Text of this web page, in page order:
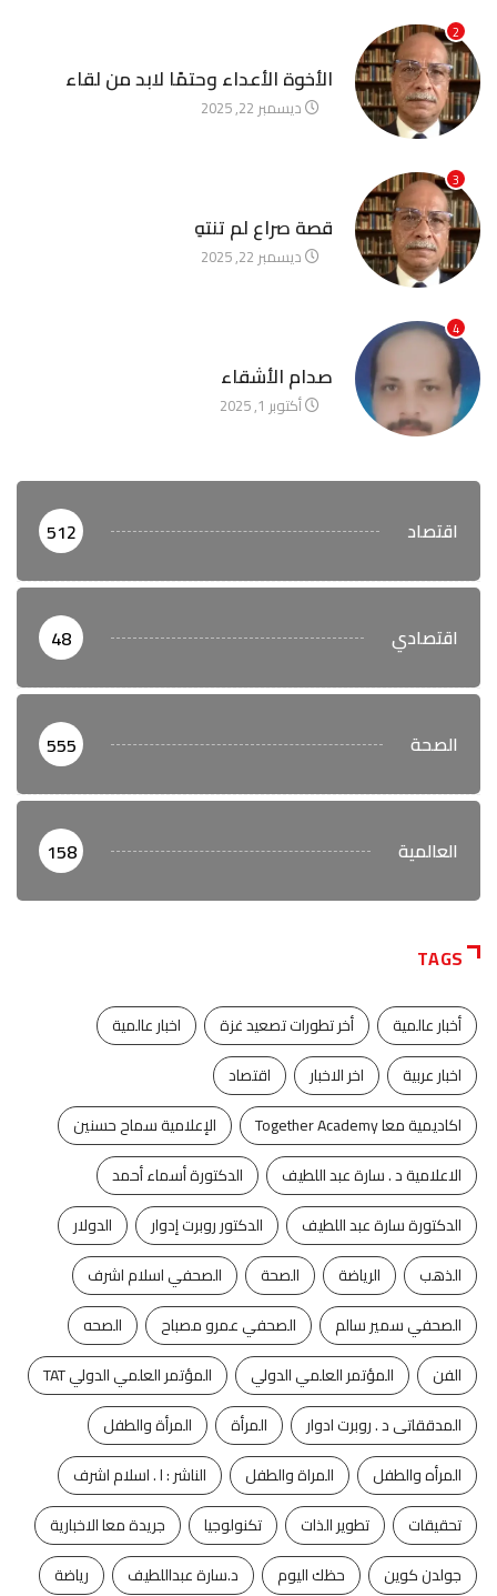
2
الأخوة الأعداء وحتمًا لابد من لقاء
ديسمبر 22, 2025
3
قصة صراع لم تنتهِ
ديسمبر 22, 2025
4
صدام الأشقاء
أكتوبر 1, 2025
اقتصاد 512
اقتصادي 48
الصحة 555
العالمية 158
TAGS
أخبار عالمية أخر تطورات تصعيد غزة
اخبار عالمية
اخبار عربية
اخر الاخبار
اقتصاد
اكاديمية معا Together Academy
الإعلامية سماح حسنين
الاعلامية د . سارة عبد اللطيف
الدكتورة أسماء أحمد
الدكتورة سارة عبد اللطيف
الدكتور روبرت إدوار
الدولار
الذهب
الرياضة الصحة
الصحفي اسلام اشرف
الصحفي سمير سالم
الصحفي عمرو مصباح
الصحه
الفن
المؤتمر العلمي الدولي
المؤتمر العلمي الدولي TAT
المدققاتى د . روبرت ادوار
المرأة
المرأة والطفل
المرأه والطفل
المراة والطفل
الناشر : ا . اسلام اشرف
تحقيقات
تطوير الذات تكنولوجيا
جريدة معا الاخبارية
جولدن كوين
حظك اليوم د.سارة عبداللطيف رياضة